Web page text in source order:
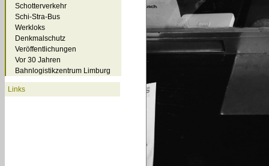
Schotterverkehr
Schi-Stra-Bus
Werkloks
Denkmalschutz
Veröffentlichungen
Vor 30 Jahren
Bahnlogistikzentrum Limburg
Links